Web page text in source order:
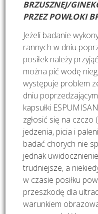
BRZUSZNEJ/
PRZEZ POWŁOKI
Jeżeli badanie
rannych w dniu
posiłek należy
można pić wodę
występuje problem
dniu
kapsułki
zgłosić się na
jedzenia, picia i
badać chorych nie
jednak
trudniejsze, a
w czasie posiłku
przeszkodę dla
warunkiem